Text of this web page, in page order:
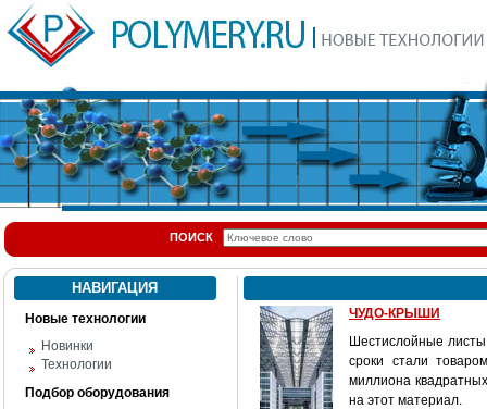
ПОИСК
НАВИГАЦИЯ
Новые технологии
Новинки
Технологии
Подбор оборудования
ЧУДО-КРЫШИ
Шестислойные
сроки стали
миллиона
на этот материал.